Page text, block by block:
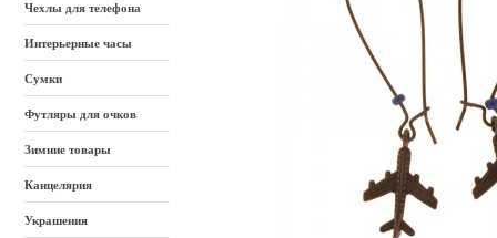
Чехлы для телефона
Интерьерные часы
Сумки
Футляры для очков
Зимние товары
Канцелярия
Украшения